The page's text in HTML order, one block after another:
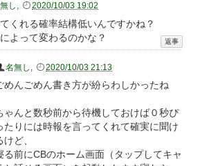
し 2020/10/03 19:02
くれる確率結構低いんですかね？
よって変わるのかな？
名無し 2020/10/03 21:13
めんごめん書き方が紛らわしかったね
ゃんと数秒前から待機しておけば０秒ぴ
たりには時報を言ってくれて確実に聞け
けど、
る前にCBのホーム画面（タップしてキャ